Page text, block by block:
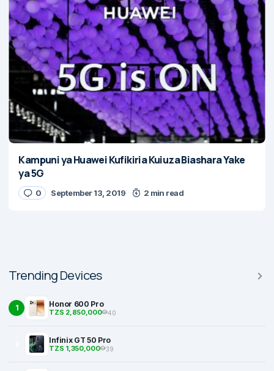
Kampuni ya Huawei Kufikiria Kuiuza Biashara Yake
ya 5G
0 September 13, 2019 2 min read
Trending Devices
1 Honor 600 Pro
TZS 2,850,000 40
Infinix GT 50 Pro
TZS 1,350,000 39